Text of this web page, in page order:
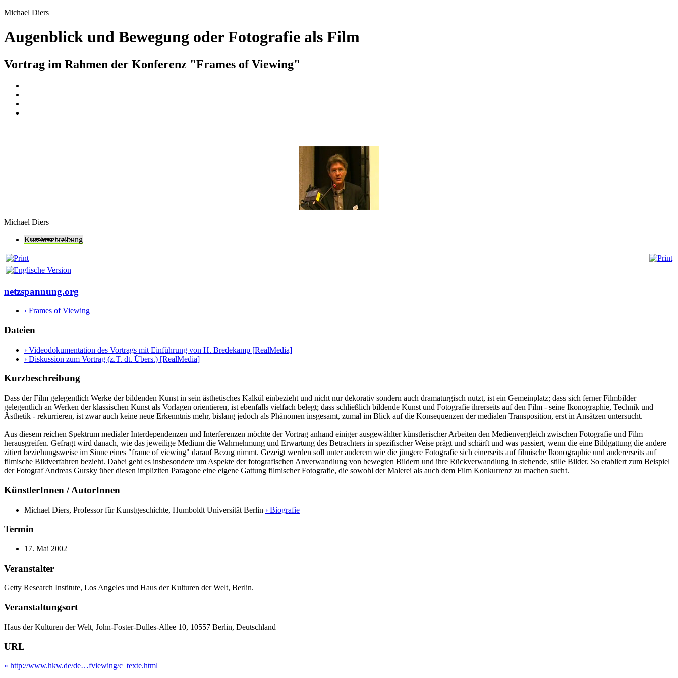
Michael Diers
Augenblick und Bewegung oder Fotografie als Film
Vortrag im Rahmen der Konferenz "Frames of Viewing"
Michael Diers
Kurzbeschreibung
netzspannung.org
› Frames of Viewing
Dateien
› Videodokumentation des Vortrags mit Einführung von H. Bredekamp [RealMedia]
› Diskussion zum Vortrag (z.T. dt. Übers.) [RealMedia]
Kurzbeschreibung
Dass der Film gelegentlich Werke der bildenden Kunst in sein ästhetisches Kalkül einbezieht und nicht nur dekorativ sondern auch dramaturgisch nutzt, ist ein Gemeinplatz; dass sich ferner Filmbilder
gelegentlich an Werken der klassischen Kunst als Vorlagen orientieren, ist ebenfalls vielfach belegt; dass schließlich bildende Kunst und Fotografie ihrerseits auf den Film - seine Ikonographie, Technik und
Ästhetik - rekurrieren, ist zwar auch keine neue Erkenntnis mehr, bislang jedoch als Phänomen insgesamt, zumal im Blick auf die Konsequenzen der medialen Transposition, erst in Ansätzen untersucht.
Aus diesem reichen Spektrum medialer Interdependenzen und Interferenzen möchte der Vortrag anhand einiger ausgewählter künstlerischer Arbeiten den Medienvergleich zwischen Fotografie und Film
herausgreifen. Gefragt wird danach, wie das jeweilige Medium die Wahrnehmung und Erwartung des Betrachters in spezifischer Weise prägt und schärft und was passiert, wenn die eine Bildgattung die andere
zitiert beziehungsweise im Sinne eines "frame of viewing" darauf Bezug nimmt. Gezeigt werden soll unter anderem wie die jüngere Fotografie sich einerseits auf filmische Ikonographie und andererseits auf
filmische Bildverfahren bezieht. Dabei geht es insbesondere um Aspekte der fotografischen Anverwandlung von bewegten Bildern und ihre Rückverwandlung in stehende, stille Bilder. So etabliert zum Beispiel
der Fotograf Andreas Gursky über diesen impliziten Paragone eine eigene Gattung filmischer Fotografie, die sowohl der Malerei als auch dem Film Konkurrenz zu machen sucht.
KünstlerInnen / AutorInnen
Michael Diers, Professor für Kunstgeschichte, Humboldt Universität Berlin › Biografie
Termin
17. Mai 2002
Veranstalter
Getty Research Institute, Los Angeles und Haus der Kulturen der Welt, Berlin.
Veranstaltungsort
Haus der Kulturen der Welt, John-Foster-Dulles-Allee 10, 10557 Berlin, Deutschland
URL
» http://www.hkw.de/de…fviewing/c_texte.html